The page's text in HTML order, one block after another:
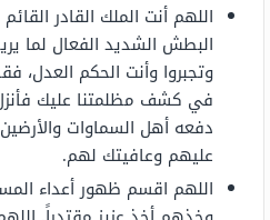
اللهم أنت الملك القادر
البطش الشديد الفعال لما
وتجبروا وأنت الحكم العدل،
في كشف مظلمتنا عليك فأنزل
دفعه أهل السماوات
عليهم وعافيتك لهم.
اللهم اقسم ظهور أعداء